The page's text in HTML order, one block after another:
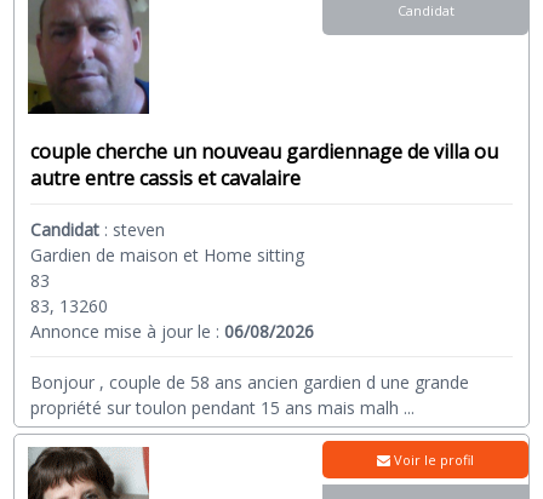
couple cherche un nouveau gardiennage de villa ou
autre entre cassis et cavalaire
Candidat : steven
Gardien de maison et Home sitting
83
83, 13260
Annonce mise à jour le :06/08/2026
Bonjour , couple de 58 ans ancien gardien d une grande
propriété sur toulon pendant 15 ans mais malh ...
Candidat
Voir le profil